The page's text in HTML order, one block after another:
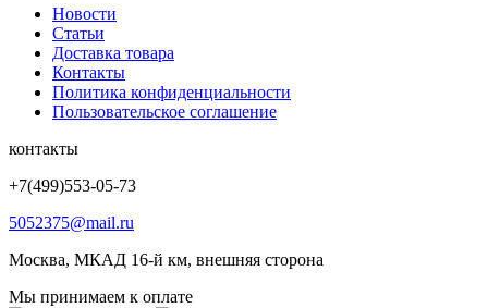
Новости
Статьи
Доставка товара
Контакты
Политика конфиденциальности
Пользовательское соглашение
контакты
+7(499)553-05-73
5052375@mail.ru
Москва, МКАД 16-й км, внешняя сторона
Мы принимаем к оплате